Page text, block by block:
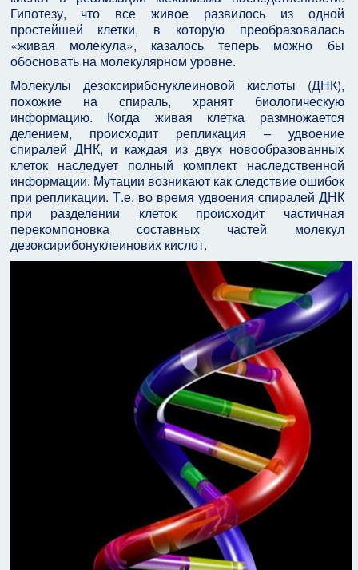
Гипотезу, что все живое развилось из одной
простейшей клетки, в которую преобразовалась
«живая молекула», казалось теперь можно бы
обосновать на молекулярном уровне.
Молекулы дезоксирибонуклеиновой кислоты (ДНК),
похожие на спираль, хранят биологическую
информацию. Когда живая клетка размножается
делением, происходит репликация – удвоение
спиралей ДНК, и каждая из двух новообразованных
клеток наследует полный комплект наследственной
информации. Мутации возникают как следствие ошибок
при репликации. Т.е. во время удвоения спиралей ДНК
при разделении клеток происходит частичная
перекомпоновка составных частей молекул
дезоксирибонуклеинових кислот.